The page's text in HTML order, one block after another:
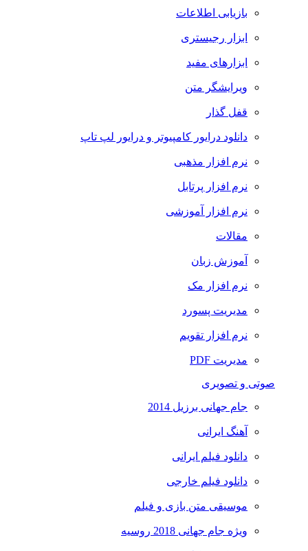
بازیابی اطلاعات
ابزار رجیستری
ابزارهای مفید
ویرایشگر متن
قفل گذار
دانلود درایور کامپیوتر و درایور لپ تاپ
نرم افزار مذهبی
نرم افزار پرتابل
نرم افزار آموزشی
مقالات
آموزش زبان
نرم افزار مک
مدیریت پسورد
نرم افزار تقویم
مدیریت PDF
صوتی و تصویری
جام جهانی برزیل 2014
آهنگ ایرانی
دانلود فیلم ایرانی
دانلود فیلم خارجی
موسیقی متن بازی و فیلم
ویژه جام جهانی 2018 روسیه